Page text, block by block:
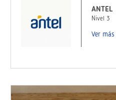
ANTEL
Nivel 3
Ver más